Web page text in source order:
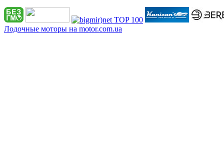
Лодочные моторы на motor.com.ua